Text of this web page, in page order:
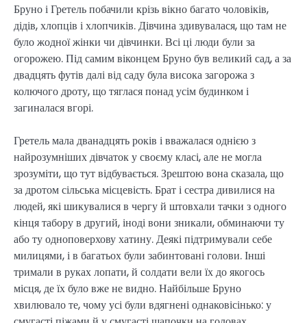
Бруно і Гретель побачили крізь вікно багато чоловіків,
дідів, хлопців і хлопчиків. Дівчина здивувалася, що там не
було жодної жінки чи дівчинки. Всі ці люди були за
огорожею. Під самим віконцем Бруно був великий сад, а за
двадцять футів далі від саду була висока загорожа з
колючого дроту, що тяглася понад усім будинком і
загиналася вгорі.
Гретель мала дванадцять років і вважалася однією з
найрозумніших дівчаток у своєму класі, але не могла
зрозуміти, що тут відбувається. Зрештою вона сказала, що
за дротом сільська місцевість. Брат і сестра дивилися на
людей, які шикувалися в чергу й штовхали тачки з одного
кінця табору в другий, іноді вони зникали, обминаючи ту
або ту одноповерхову хатину. Деякі підтримували себе
милицями, і в багатьох були забинтовані голови. Інші
тримали в руках лопати, й солдати вели їх до якогось
місця, де їх було вже не видно. Найбільше Бруно
хвилювало те, чому усі були вдягнені однаковісінько: у